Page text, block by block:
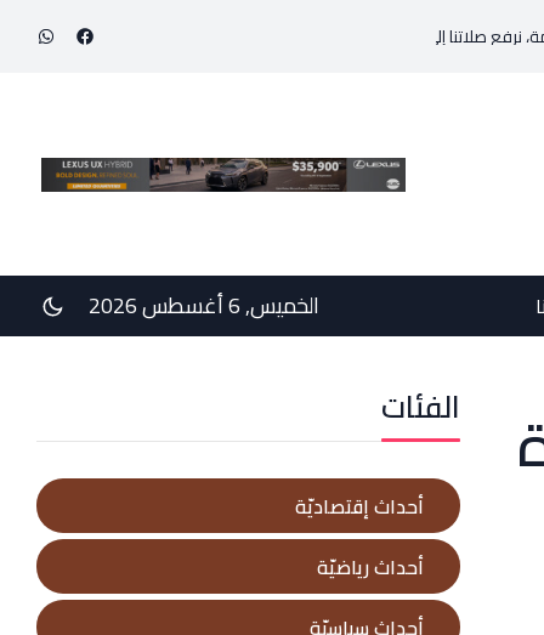
نرفع صلاتنا إلى الربّ المنتصر على الموت، من أجل الأبرياء الذين سقطوا ضحيّة
الخميس, 6 أغسطس 2026
الفئات
أحداث إقتصاديّة
أحداث رياضيّة
أحداث سياسيّة